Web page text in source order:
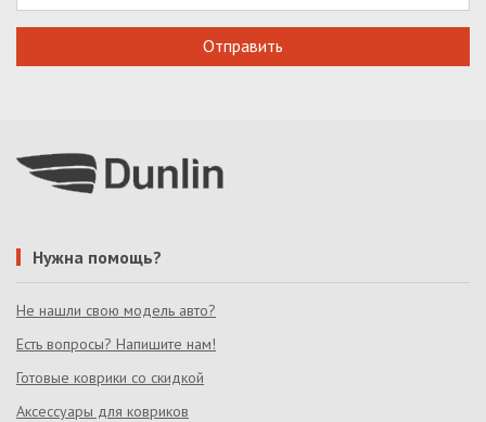
Нужна помощь?
Не нашли свою модель авто?
Есть вопросы? Напишите нам!
Готовые коврики со скидкой
Аксессуары для ковриков